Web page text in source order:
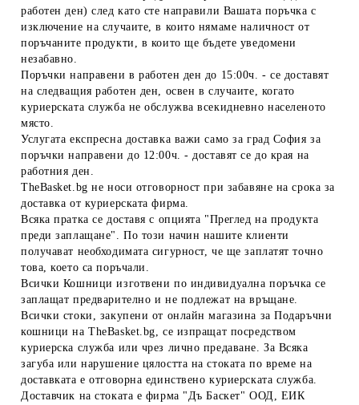
работен ден) след като сте направили Вашата поръчка с
изключение на случаите, в които нямаме наличност от
поръчаните продукти, в които ще бъдете уведомени
незабавно.
Поръчки направени в работен ден до 15:00ч. - се доставят
на следващия работен ден, освен в случаите, когато
куриерската служба не обслужва всекидневно населеното
място.
Услугата експресна доставка важи само за град София за
поръчки направени до 12:00ч. - доставят се до края на
работния ден.
TheBasket.bg не носи отговорност при забавяне на срока за
доставка от куриерската фирма.
Всяка пратка се доставя с опцията "Преглед на продукта
преди заплащане". По този начин нашите клиенти
получават необходимата сигурност, че ще заплатят точно
това, което са поръчали.
Всички Кошници изготвени по индивидуална поръчка се
заплащат предварително и не подлежат на връщане.
Всички стоки, закупени от онлайн магазина за Подаръчни
кошници на TheBasket.bg, се изпращат посредством
куриерска служба или чрез лично предаване. За Всяка
загуба или нарушение цялостта на стоката по време на
доставката е отговорна единствено куриерската служба.
Доставчик на стоката е фирма "Дъ Баскет" ООД, ЕИК